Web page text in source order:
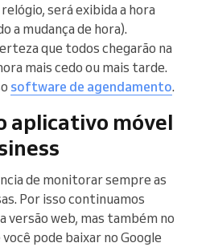
será exibida a hora
a mudança de hora).
que todos chegarão na
mais cedo ou mais tarde.
software de agendamento.
aplicativo móvel
de monitorar sempre as
Por isso continuamos
versão web, mas também no
pode baixar no Google